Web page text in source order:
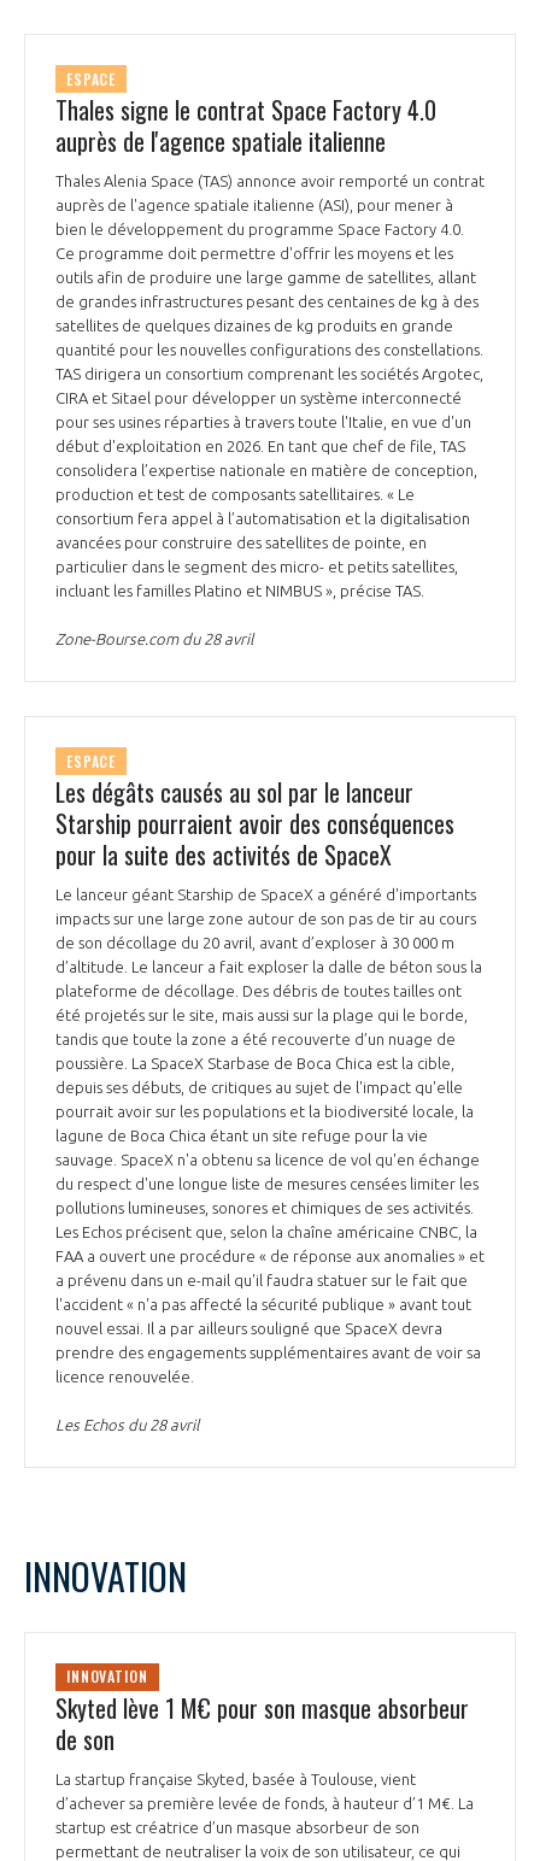
ESPACE
Thales signe le contrat Space Factory 4.0
auprès de l'agence spatiale italienne
Thales Alenia Space (TAS) annonce avoir remporté un contrat
auprès de l'agence spatiale italienne (ASI), pour mener à
bien le développement du programme Space Factory 4.0.
Ce programme doit permettre d'offrir les moyens et les
outils afin de produire une large gamme de satellites, allant
de grandes infrastructures pesant des centaines de kg à des
satellites de quelques dizaines de kg produits en grande
quantité pour les nouvelles configurations des constellations.
TAS dirigera un consortium comprenant les sociétés Argotec,
CIRA et Sitael pour développer un système interconnecté
pour ses usines réparties à travers toute l'Italie, en vue d'un
début d'exploitation en 2026. En tant que chef de file, TAS
consolidera l’expertise nationale en matière de conception,
production et test de composants satellitaires. « Le
consortium fera appel à l’automatisation et la digitalisation
avancées pour construire des satellites de pointe, en
particulier dans le segment des micro- et petits satellites,
incluant les familles Platino et NIMBUS », précise TAS.
Zone-Bourse.com du 28 avril
ESPACE
Les dégâts causés au sol par le lanceur
Starship pourraient avoir des conséquences
pour la suite des activités de SpaceX
Le lanceur géant Starship de SpaceX a généré d'importants
impacts sur une large zone autour de son pas de tir au cours
de son décollage du 20 avril, avant d’exploser à 30 000 m
d’altitude. Le lanceur a fait exploser la dalle de béton sous la
plateforme de décollage. Des débris de toutes tailles ont
été projetés sur le site, mais aussi sur la plage qui le borde,
tandis que toute la zone a été recouverte d’un nuage de
poussière. La SpaceX Starbase de Boca Chica est la cible,
depuis ses débuts, de critiques au sujet de l'impact qu'elle
pourrait avoir sur les populations et la biodiversité locale, la
lagune de Boca Chica étant un site refuge pour la vie
sauvage. SpaceX n'a obtenu sa licence de vol qu'en échange
du respect d'une longue liste de mesures censées limiter les
pollutions lumineuses, sonores et chimiques de ses activités.
Les Echos précisent que, selon la chaîne américaine CNBC, la
FAA a ouvert une procédure « de réponse aux anomalies » et
a prévenu dans un e-mail qu'il faudra statuer sur le fait que
l'accident « n'a pas affecté la sécurité publique » avant tout
nouvel essai. Il a par ailleurs souligné que SpaceX devra
prendre des engagements supplémentaires avant de voir sa
licence renouvelée.
Les Echos du 28 avril
INNOVATION
INNOVATION
Skyted lève 1 M€ pour son masque absorbeur
de son
La startup française Skyted, basée à Toulouse, vient
d’achever sa première levée de fonds, à hauteur d’1 M€. La
startup est créatrice d’un masque absorbeur de son
permettant de neutraliser la voix de son utilisateur, ce qui